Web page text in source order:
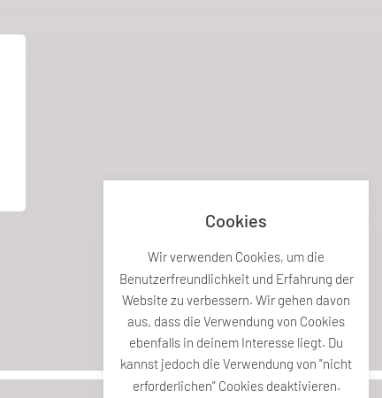
Cookies
Wir verwenden Cookies, um die
Benutzerfreundlichkeit und Erfahrung der
Website zu verbessern. Wir gehen davon
aus, dass die Verwendung von Cookies
ebenfalls in deinem Interesse liegt. Du
kannst jedoch die Verwendung von "nicht
erforderlichen" Cookies deaktivieren.